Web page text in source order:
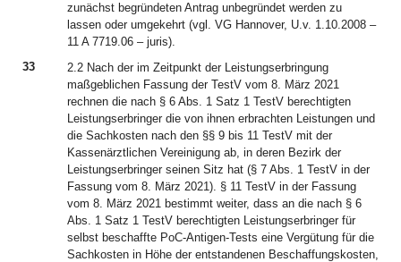
zunächst begründeten Antrag unbegründet werden zu
lassen oder umgekehrt (vgl. VG Hannover, U.v. 1.10.2008 –
11 A 7719.06 – juris).
33
2.2 Nach der im Zeitpunkt der Leistungserbringung
maßgeblichen Fassung der TestV vom 8. März 2021
rechnen die nach § 6 Abs. 1 Satz 1 TestV berechtigten
Leistungserbringer die von ihnen erbrachten Leistungen und
die Sachkosten nach den §§ 9 bis 11 TestV mit der
Kassenärztlichen Vereinigung ab, in deren Bezirk der
Leistungserbringer seinen Sitz hat (§ 7 Abs. 1 TestV in der
Fassung vom 8. März 2021). § 11 TestV in der Fassung
vom 8. März 2021 bestimmt weiter, dass an die nach § 6
Abs. 1 Satz 1 TestV berechtigten Leistungserbringer für
selbst beschaffte PoC-Antigen-Tests eine Vergütung für die
Sachkosten in Höhe der entstandenen Beschaffungskosten,